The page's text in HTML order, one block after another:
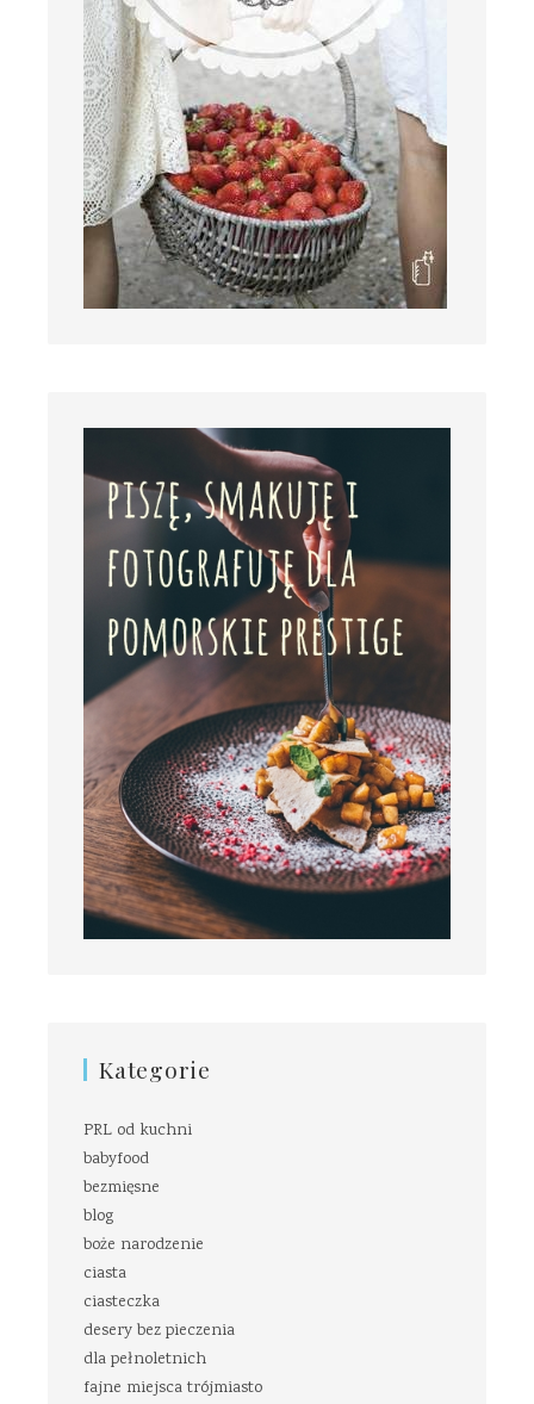
Kategorie
PRL od kuchni
babyfood
bezmięsne
blog
boże narodzenie
ciasta
ciasteczka
desery bez pieczenia
dla pełnoletnich
fajne miejsca trójmiasto